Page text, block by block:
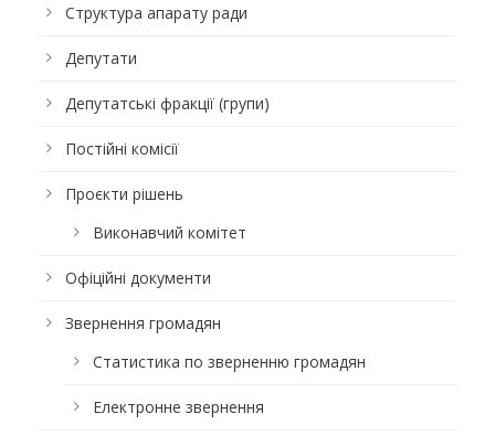
Структура апарату ради
Депутати
Депутатські фракції (групи)
Постійні комісії
Проєкти рішень
Виконавчий комітет
Офіційні документи
Звернення громадян
Статистика по зверненню громадян
Електронне звернення